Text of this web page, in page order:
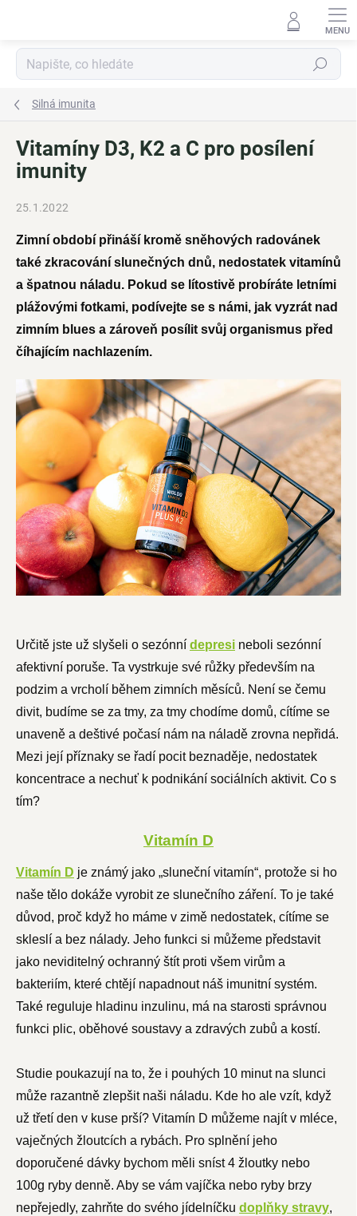
Hledat
Silná imunita
Vitamíny D3, K2 a C pro posílení
imunity
25.1.2022
Zimní období přináší kromě sněhových radovánek
také zkracování slunečných dnů, nedostatek vitamínů
a špatnou náladu. Pokud se lítostivě probíráte letními
plážovými fotkami, podívejte se s námi, jak vyzrát nad
zimním blues a zároveň posílit svůj organismus před
číhajícím nachlazením.
Určitě jste už slyšeli o sezónní depresi neboli sezónní
afektivní poruše. Ta vystrkuje své růžky především na
podzim a vrcholí během zimních měsíců. Není se čemu
divit, budíme se za tmy, za tmy chodíme domů, cítíme se
unaveně a deštivé počasí nám na náladě zrovna nepřidá.
Mezi její příznaky se řadí pocit beznaděje, nedostatek
koncentrace a nechuť k podnikání sociálních aktivit. Co s
tím?
Vitamín D
Vitamín D je známý jako „sluneční vitamín“, protože si ho
naše tělo dokáže vyrobit ze slunečního záření. To je také
důvod, proč když ho máme v zimě nedostatek, cítíme se
skleslí a bez nálady. Jeho funkci si můžeme představit
jako neviditelný ochranný štít proti všem virům a
bakteriím, které chtějí napadnout náš imunitní systém.
Také reguluje hladinu inzulinu, má na starosti správnou
funkci plic, oběhové soustavy a zdravých zubů a kostí.
Studie poukazují na to, že i pouhých 10 minut na slunci
může razantně zlepšit naši náladu. Kde ho ale vzít, když
už třetí den v kuse prší? Vitamín D můžeme najít v mléce,
vaječných žloutcích a rybách. Pro splnění jeho
doporučené dávky bychom měli sníst 4 žloutky nebo
100g ryby denně. Aby se vám vajíčka nebo ryby brzy
nepřejedly, zahrňte do svého jídelníčku doplňky stravy,